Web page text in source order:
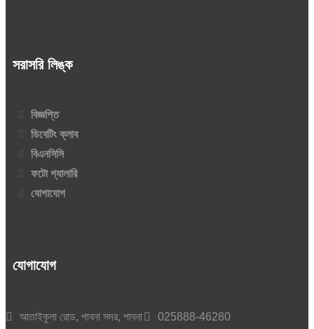
সরাসরি লিঙ্ক
বিজ্ঞপ্তি
ডিবেটিং ক্লাব
বিএনসিসি
ফটো গ্যালারি
যোগাযোগ
যোগাযোগ
আতাইকুলা রোড, পাবনা সদর, পাবনা
025888-46280